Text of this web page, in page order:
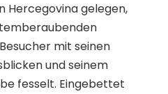
Hercegovina gelegen,
mit seinen
und seinem
fesselt. Eingebettet